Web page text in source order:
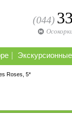
(044)
Roses, 5*